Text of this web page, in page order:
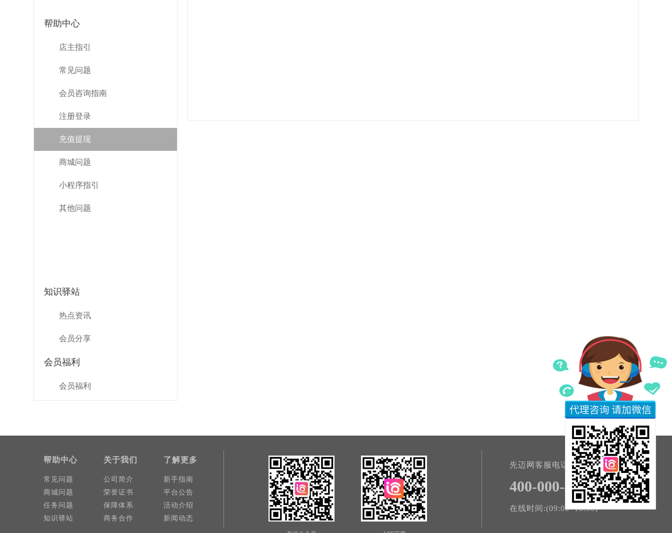
帮助中心
店主指引
常见问题
会员咨询指南
注册登录
充值提现
商城问题
小程序指引
其他问题
知识驿站
热点资讯
会员分享
会员福利
会员福利
帮助中心
常见问题
商城问题
任务问题
知识驿站
关于我们
公司简介
荣誉证书
保障体系
商务合作
了解更多
新手指南
平台公告
活动介绍
新闻动态
先迈网客服电话
400-000-4801
在线时间:(09:00~18:00)